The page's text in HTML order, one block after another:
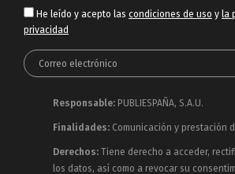
He leído y acepto las condiciones de uso y la
privacidad
Responsable: PUBLIESPAÑA, S.A.U.
Finalidades: Comunicación y prestación
Derechos: Tiene derecho a acceder,
los datos, así como a revocar su